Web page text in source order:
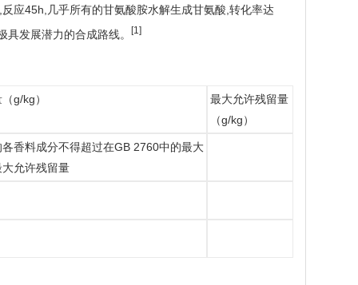
应45h,几乎所有的甘氨酸胺水解生成甘氨酸,转化率达
发展潜力的合成路线。
[1]
g/kg）
最大允许残留量
（g/kg）
香料成分不得超过在GB 2760中的最大
允许残留量